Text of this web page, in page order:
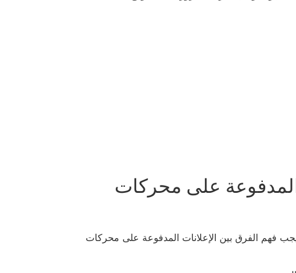
المدفوعة على محركات
فهم الفرق بين الإعلانات المدفوعة على محركات